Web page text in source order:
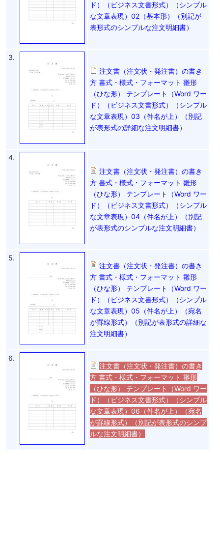
ド）（ビジネス文書形式）（シンプル
な文章表現）02（基本形）（別記が
表形式のシンプルな注文明細書）
3.
注文書（注文状・発注書）の書き
方 書式・様式・フォーマット 雛形
（ひな形） テンプレート（Word ワー
ド）（ビジネス文書形式）（シンプル
な文章表現）03（件名が上）（別記
が表形式の詳細な注文明細書）
4.
注文書（注文状・発注書）の書き
方 書式・様式・フォーマット 雛形
（ひな形） テンプレート（Word ワー
ド）（ビジネス文書形式）（シンプル
な文章表現）04（件名が上）（別記
が表形式のシンプルな注文明細書）
5.
注文書（注文状・発注書）の書き
方 書式・様式・フォーマット 雛形
（ひな形） テンプレート（Word ワー
ド）（ビジネス文書形式）（シンプル
な文章表現）05（件名が上）（宛名
が罫線形式）（別記が表形式の詳細な
注文明細書）
6.
注文書（注文状・発注書）の書き
方 書式・様式・フォーマット 雛形
（ひな形） テンプレート（Word ワー
ド）（ビジネス文書形式）（シンプル
な文章表現）06（件名が上）（宛名
が罫線形式）（別記が表形式のシンプ
ルな注文明細書）